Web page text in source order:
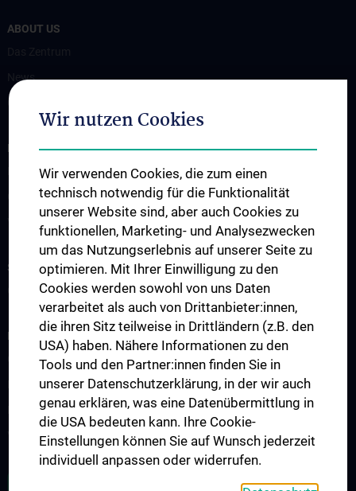
ABOUT US
News
FOR PATIENTS AND SAMPLE SUBMITTERS
Diagnostics
Contact
STUDIES, TRAINING AND FURTHER EDUCATION
Courses of Study
RESEARCH
Overview
Research Groups
Referenzlabor
Virus-Epidemiologie
Wir nutzen Cookies
Wir verwenden Cookies, die zum einen
technisch notwendig für die Funktionalität
unserer Website sind, aber auch Cookies zu
funktionellen, Marketing- und Analysezwecken
um das Nutzungserlebnis auf unserer Seite zu
optimieren. Mit Ihrer Einwilligung zu den
Cookies werden sowohl von uns Daten
verarbeitet als auch von Drittanbieter:innen,
die ihren Sitz teilweise in Drittländern (z.B. den
USA) haben. Nähere Informationen zu den
Tools und den Partner:innen finden Sie in
unserer Datenschutzerklärung, in der wir auch
genau erklären, was eine Datenübermittlung in
die USA bedeuten kann. Ihre Cookie-
Einstellungen können Sie auf Wunsch jederzeit
individuell anpassen oder widerrufen.